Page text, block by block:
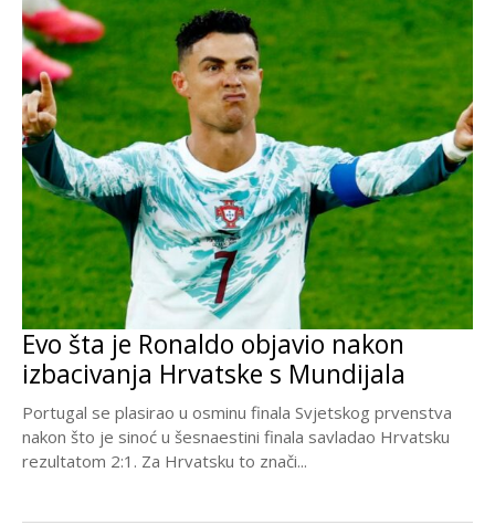
Evo šta je Ronaldo objavio nakon
izbacivanja Hrvatske s Mundijala
Portugal se plasirao u osminu finala Svjetskog prvenstva
nakon što je sinoć u šesnaestini finala savladao Hrvatsku
rezultatom 2:1. Za Hrvatsku to znači...